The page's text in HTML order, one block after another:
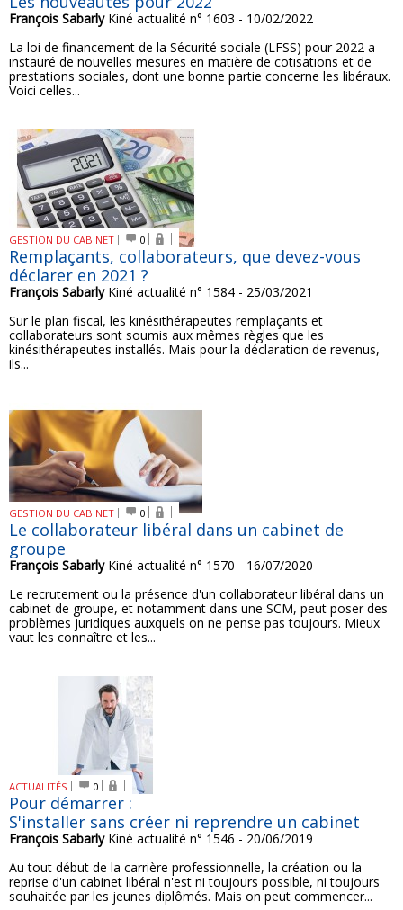
François SabarlyKiné actualité n° 1603 - 10/02/2022
La loi de financement de la Sécurité sociale (LFSS) pour 2022 a
instauré de nouvelles mesures en matière de cotisations et de
prestations sociales, dont une bonne partie concerne les libéraux.
Voici celles...
GESTION DU CABINET 0
Remplaçants, collaborateurs, que devez-vous
déclarer en 2021 ?
François SabarlyKiné actualité n° 1584 - 25/03/2021
Sur le plan fiscal, les kinésithérapeutes remplaçants et
collaborateurs sont soumis aux mêmes règles que les
kinésithérapeutes installés. Mais pour la déclaration de revenus,
ils...
GESTION DU CABINET 0
Le collaborateur libéral dans un cabinet de
groupe
François SabarlyKiné actualité n° 1570 - 16/07/2020
Le recrutement ou la présence d'un collaborateur libéral dans un
cabinet de groupe, et notamment dans une SCM, peut poser des
problèmes juridiques auxquels on ne pense pas toujours. Mieux
vaut les connaître et les...
ACTUALITÉS 0
Pour démarrer :
S'installer sans créer ni reprendre un cabinet
François SabarlyKiné actualité n° 1546 - 20/06/2019
Au tout début de la carrière professionnelle, la création ou la
reprise d'un cabinet libéral n'est ni toujours possible, ni toujours
souhaitée par les jeunes diplômés. Mais on peut commencer...